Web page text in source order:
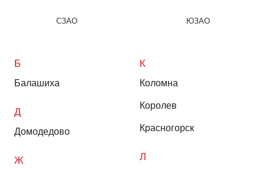
СЗАО ЮЗАО
Б
Балашиха
Д
Домодедово
Ж
К
Коломна
Королев
Красногорск
Л